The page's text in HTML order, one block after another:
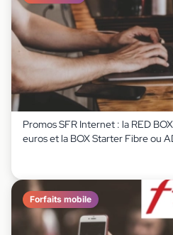
Promos SFR Internet : la RED
euros et la BOX Starter Fibre ou
Forfaits mobile